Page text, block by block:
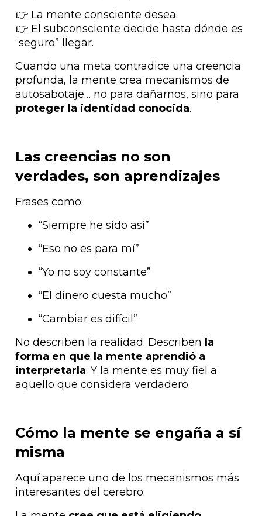
👉 La mente consciente desea.
👉 El subconsciente decide hasta dónde es
“seguro” llegar.
Cuando una meta contradice una creencia
profunda, la mente crea mecanismos de
autosabotaje… no para dañarnos, sino para
proteger la identidad conocida.
Las creencias no son
verdades, son aprendizajes
Frases como:
“Siempre he sido así”
“Eso no es para mí”
“Yo no soy constante”
“El dinero cuesta mucho”
“Cambiar es difícil”
No describen la realidad. Describen la
forma en que la mente aprendió a
interpretarla. Y la mente es muy fiel a
aquello que considera verdadero.
Cómo la mente se engaña a sí
misma
Aquí aparece uno de los mecanismos más
interesantes del cerebro: